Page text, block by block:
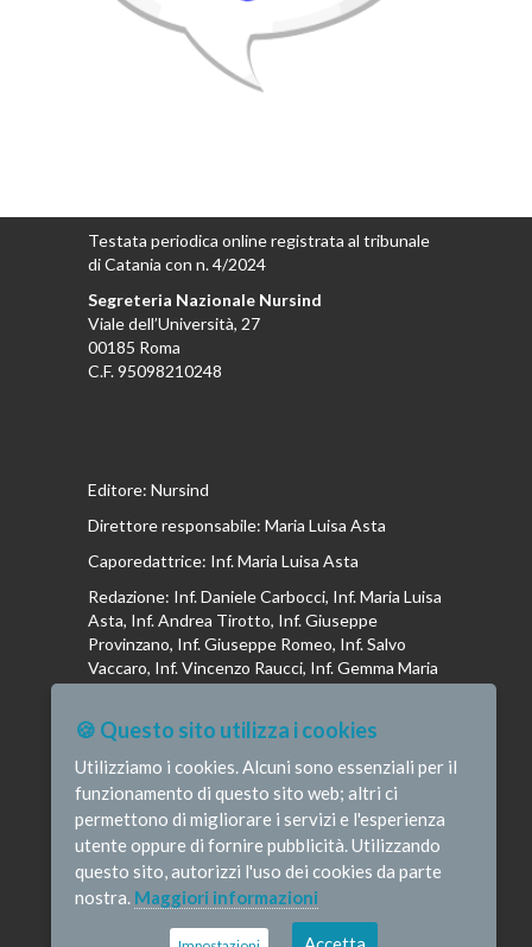
Testata periodica online registrata al tribunale
di Catania con n. 4/2024
Segreteria Nazionale Nursind
Viale dell’Università, 27
00185 Roma
C.F. 95098210248
Editore: Nursind
Direttore responsabile: Maria Luisa Asta
Caporedattrice: Inf. Maria Luisa Asta
Redazione: Inf. Daniele Carbocci, Inf. Maria Luisa
Asta, Inf. Andrea Tirotto, Inf. Giuseppe
Provinzano, Inf. Giuseppe Romeo, Inf. Salvo
Vaccaro, Inf. Vincenzo Raucci, Inf. Gemma Maria
Altavilla, Inf. Stefano Barone , Inf. Donato Cosi,
Inf. Romina Iannuzzi, Inf. Fausta Pileri
© Infermieristicamente - e-mail:
redazione@infermieristicamente.it
Disclaimer
🍪 Questo sito utilizza i cookies
Utilizziamo i cookies. Alcuni sono essenziali per il
funzionamento di questo sito web; altri ci
permettono di migliorare i servizi e l'esperienza
utente oppure di fornire pubblicità. Utilizzando
questo sito, autorizzi l'uso dei cookies da parte
nostra. Maggiori informazioni